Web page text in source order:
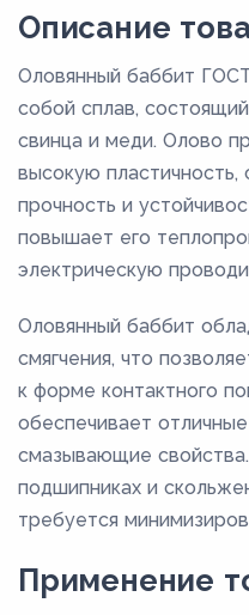
Описание
Оловянный баббит
собой сплав,
свинца и меди. Олово
высокую пластичность,
прочность и
повышает его
электрическую
Оловянный баббит
смягчения, что
к форме контактного
обеспечивает
смазывающие
подшипниках и
требуется
Применение